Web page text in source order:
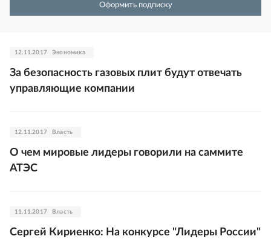
Оформить подписку
12.11.2017 Экономика
За безопасность газовых плит будут отвечать
управляющие компании
12.11.2017 Власть
О чем мировые лидеры говорили на саммите
АТЭС
11.11.2017 Власть
Сергей Кириенко: На конкурсе "Лидеры России"